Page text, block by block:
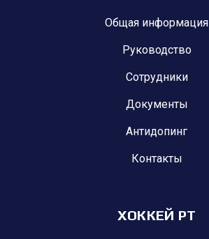
Общая информация
Руководство
Сотрудники
Документы
Антидопинг
Контакты
ХОККЕЙ РТ